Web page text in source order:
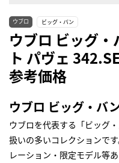
ウブロ ビッグ・バン
ウブロ ビッグ
ト パヴェ
参考価格
ウブロ ビッグ・バ
ウブロを代表する「ビッグ
扱いの多いコレクションで
レーション・限定モデル等